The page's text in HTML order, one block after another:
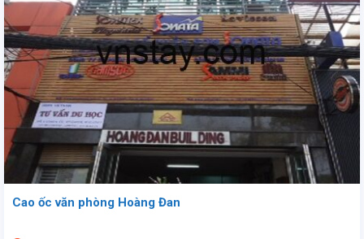
Cao ốc văn phòng Hoàng Đan